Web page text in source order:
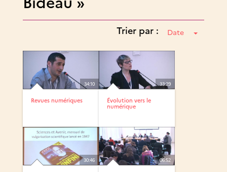
Trier par : Date
34:10
Revues numériques
33:29
Évolution vers le
numérique
30:46 06:52